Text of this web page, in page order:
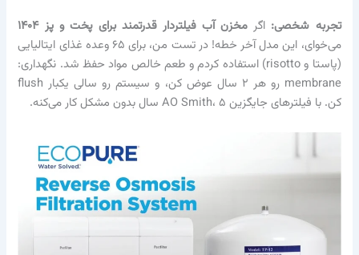
تجربه شخصی: اگر مخزن آب فیلتردار قدرتمند برای پخت و پز ۱۴۰۴
می‌خوای، این مدل آخر خطه! در تست من، برای ۶۵ وعده غذای ایتالیایی
(پاستا و risotto) استفاده کردم و طعم خالص مواد حفظ شد. نگهداری:
membrane رو هر ۲ سال عوض کن، و سیستم رو سالی یکبار flush
کن. با فیلترهای جایگزین AO Smith، ۵ سال بدون مشکل کار می‌کنه.